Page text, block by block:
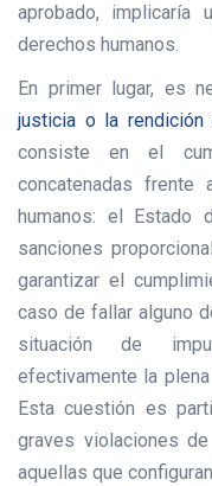
aprobado, implicaría
derechos humanos.
En primer lugar, es
justicia o la rendición
consiste en el
concatenadas frente
humanos: el Estado
sanciones
garantizar el
caso de fallar alguno
situación de
efectivamente la
Esta cuestión es
graves violaciones
aquellas que